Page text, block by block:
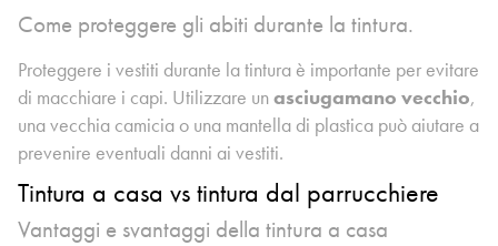
Come proteggere gli abiti durante la tintura.
Proteggere i vestiti durante la tintura è importante per evitare
di macchiare i capi. Utilizzare unasciugamano vecchio,
una vecchia camicia o una mantella di plastica può aiutare a
prevenire eventuali danni ai vestiti.
Tintura a casa vs tintura dal parrucchiere
Vantaggi e svantaggi della tintura a casa